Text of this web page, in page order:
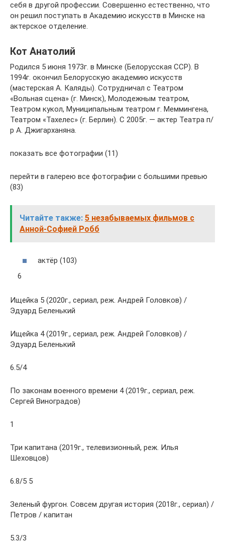
себя в другой профессии. Совершенно естественно, что
он решил поступать в Академию искусств в Минске на
актерское отделение.
Кот Анатолий
Родился 5 июня 1973г. в Минске (Белорусская ССР). В
1994г. окончил Белорусскую академию искусств
(мастерская А. Каляды). Сотрудничал с Театром
«Вольная сцена» (г. Минск), Молодежным театром,
Театром кукол, Муниципальным театром г. Меммингена,
Театром «Тахелес» (г. Берлин). С 2005г. — актер Театра п/
р А. Джигарханяна.
показать все фотографии (11)
перейти в галерею все фотографии с большими превью
(83)
Читайте также: 5 незабываемых фильмов с
Анной-Софией Робб
актёр (103)
6
Ищейка 5 (2020г., сериал, реж. Андрей Головков) /
Эдуард Беленький
Ищейка 4 (2019г., сериал, реж. Андрей Головков) /
Эдуард Беленький
6.5/4
По законам военного времени 4 (2019г., сериал, реж.
Сергей Виноградов)
1
Три капитана (2019г., телевизионный, реж. Илья
Шеховцов)
6.8/5 5
Зеленый фургон. Совсем другая история (2018г., сериал) /
Петров / капитан
5.3/3